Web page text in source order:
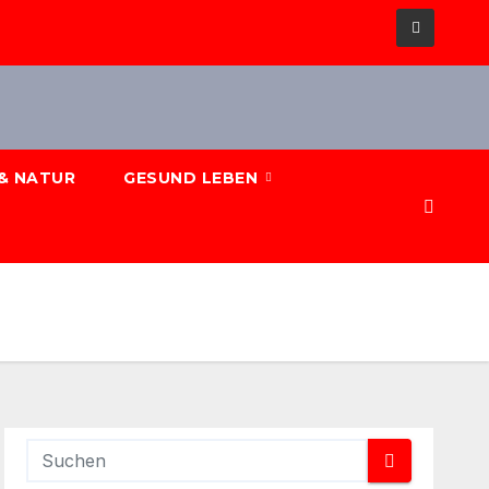
NATUR GESUND LEBEN